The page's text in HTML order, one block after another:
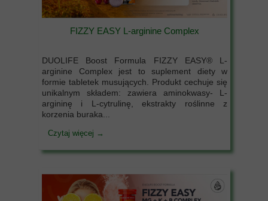
FIZZY EASY L-arginine Complex
DUOLIFE Boost Formula FIZZY EASY® L-
arginine Complex jest to suplement diety w
formie tabletek musujących. Produkt cechuje się
unikalnym składem: zawiera aminokwasy- L-
argininę i L-cytrulinę, ekstrakty roślinne z
korzenia buraka...
Czytaj więcej →